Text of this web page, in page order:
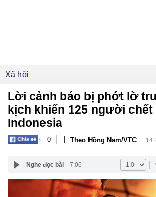
Xã hội
Lời cảnh báo bị phớt lờ
kịch khiến 125 người chết
Indonesia
0 | Theo Hồng Nam/VTC |
Nghe đọc bài 7:06